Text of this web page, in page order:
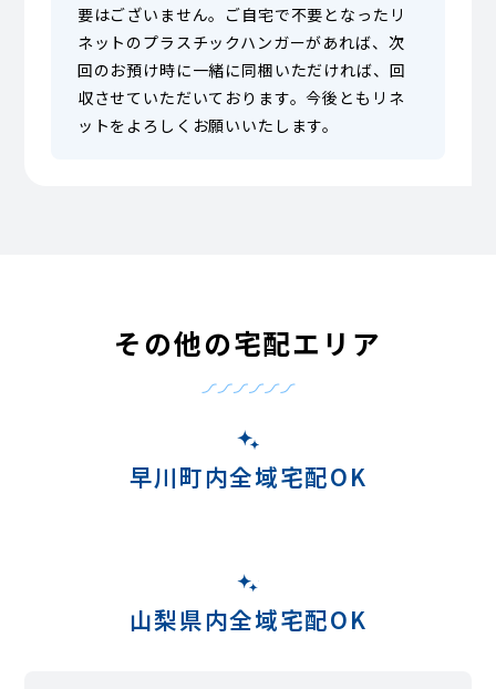
要はございません。ご自宅で不要となったリ
ネットのプラスチックハンガーがあれば、次
回のお預け時に一緒に同梱いただければ、回
収させていただいております。今後ともリネ
ットをよろしくお願いいたします。
その他の宅配エリア
早川町内全域宅配OK
山梨県内全域宅配OK